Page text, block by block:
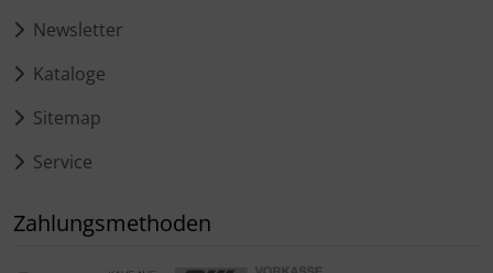
Newsletter
Kataloge
Sitemap
Service
Zahlungsmethoden